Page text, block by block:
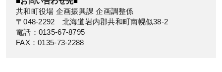
共和町役場 企画振興課 企画調整係
〒048-2292 北海道岩内郡共和町南幌似38-2
電話：0135-67-8795
FAX：0135-73-2288